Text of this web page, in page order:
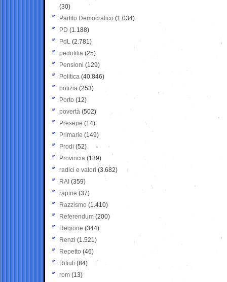
(30)
Partito Democratico (1.034)
PD (1.188)
PdL (2.781)
pedofilia (25)
Pensioni (129)
Politica (40.846)
polizia (253)
Porto (12)
povertà (502)
Presepe (14)
Primarie (149)
Prodi (52)
Provincia (139)
radici e valori (3.682)
RAI (359)
rapine (37)
Razzismo (1.410)
Referendum (200)
Regione (344)
Renzi (1.521)
Repetto (46)
Rifiuti (84)
rom (13)